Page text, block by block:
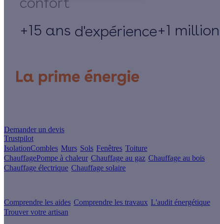
+15 ans d'expérience+1
Demander un devis
Trustpilot
IsolationCombles Murs Sols Fenêtres Toiture
ChauffagePompe à chaleur Chauffage au gaz Chauffage au bois
Chauffage électrique Chauffage solaire
Comprendre les aides Comprendre les travaux L'audit énergétique
Trouver votre artisan